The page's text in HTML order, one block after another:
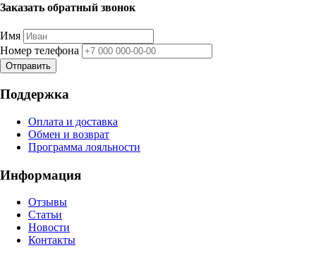
Заказать обратный звонок
Имя
Номер телефона
Отправить
Поддержка
Оплата и доставка
Обмен и возврат
Программа лояльности
Информация
Отзывы
Статьи
Новости
Контакты